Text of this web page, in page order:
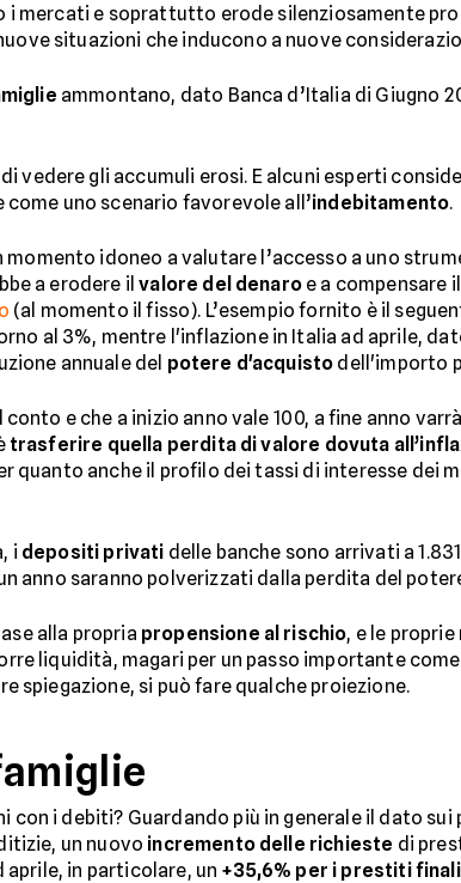
i mercati e soprattutto erode silenziosamente
situazioni che inducono a nuove
ammontano, dato Banca d’Italia di Giugno
vedere gli accumuli erosi. E alcuni esperti
come uno scenario favorevole all’indebitamento.
idoneo a valutare l’accesso a uno
a erodere ilvalore del denaroe a compensare il
(al momento il fisso). L’esempio fornito è il
al 3%, mentre l'inflazione in Italia ad aprile,
annuale del potere d'acquisto dell'importo
e che a inizio anno vale 100, a fine anno
trasferire quella perdita di valore dovuta
quanto anche il profilo dei tassi di interesse dei
i depositi privati delle banche sono arrivati a
anno saranno polverizzati dalla perdita del
alla propria propensione al rischio, e le
liquidità, magari per un passo importante
spiegazione, si può fare qualche proiezione.
i debiti? Guardando più in generale il dato
un nuovo incremento delle richieste di
in particolare, un +35,6% per i prestiti